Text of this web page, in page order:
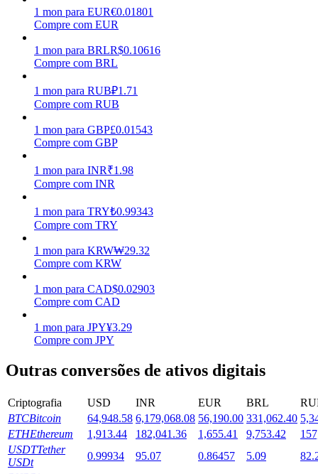
Porquinho poderoso
Estacamento
Altos retornos e acesso instantâneo
Launchpool
Staking flexível para ganhar tokens populares.
1 mon para EUR€0.01801
Compre com EUR
1 mon para BRLR$0.10616
Compre com BRL
1 mon para RUB₽1.71
Compre com RUB
1 mon para GBP£0.01543
Compre com GBP
1 mon para INR₹1.98
Compre com INR
1 mon para TRY₺0.99343
Compre com TRY
1 mon para KRW₩29.32
Compre com KRW
1 mon para CAD$0.02903
Compre com CAD
1 mon para JPY¥3.29
Compre com JPY
Outras conversões de ativos digitais
Criptografia USD INR EUR BRL
BTCBitcoin 64,948.58 6,179,068.08 56,190.00 331,062.40
ETHEthereum 1,913.44 182,041.36 1,655.41 9,753.42
USDTTether
USDt
0.99934 95.07 0.86457 5.09